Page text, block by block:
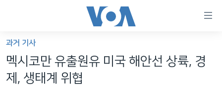
가
능
링 세계
과거 기사
멕시코만 유출원유 미국 해안선 상륙, 경
제, 생태계 위협